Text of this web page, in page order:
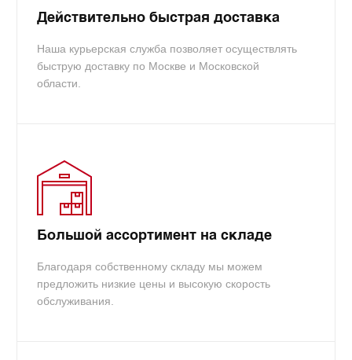
Действительно быстрая доставка
Наша курьерская служба позволяет осуществлять
быструю доставку по Москве и Московской
области.
Большой ассортимент на складе
Благодаря собственному складу мы можем
предложить низкие цены и высокую скорость
обслуживания.